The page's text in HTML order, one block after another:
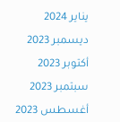
يناير 2024
ديسمبر 2023
أكتوبر 2023
سبتمبر 2023
أغسطس 2023